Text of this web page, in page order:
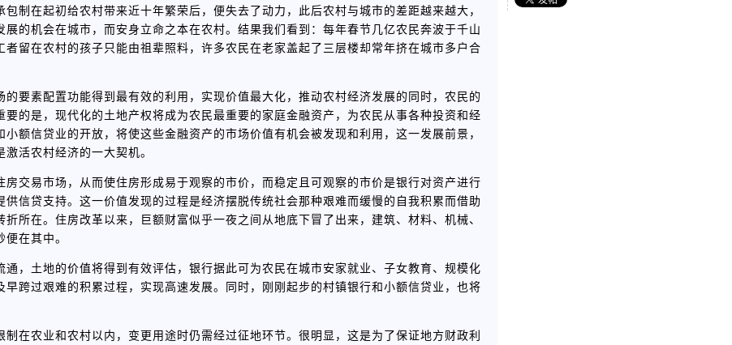
制在起初给农村带来近十年繁荣后，便失去了动力，此后农村与城市的差距越来越大，
的机会在城市，而安身立命之本在农村。结果我们看到：每年春节几亿农民奔波于千山
留在农村的孩子只能由祖辈照料，许多农民在老家盖起了三层楼却常年挤在城市多户合
要素配置功能得到最有效的利用，实现价值最大化，推动农村经济发展的同时，农民的
的是，现代化的土地产权将成为农民最重要的家庭金融资产，为农民从事各种投资和经
额信贷业的开放，将使这些金融资产的市场价值有机会被发现和利用，这一发展前景，
活农村经济的一大契机。
交易市场，从而使住房形成易于观察的市价，而稳定且可观察的市价是银行对资产进行
信贷支持。这一价值发现的过程是经济摆脱传统社会那种艰难而缓慢的自我积累而借助
所在。住房改革以来，巨额财富似乎一夜之间从地底下冒了出来，建筑、材料、机械、
在其中。
，土地的价值将得到有效评估，银行据此可为农民在城市安家就业、子女教育、规模化
跨过艰难的积累过程，实现高速发展。同时，刚刚起步的村镇银行和小额信贷业，也将
在农业和农村以内，变更用途时仍需经过征地环节。很明显，这是为了保证地方财政利